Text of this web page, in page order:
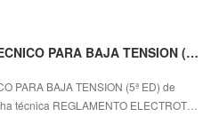
REGLAMENTO ELECTROTECNICO PARA BAJA TENSION (5ª ED) ePub gratis
PARA BAJA TENSION (5ª ED) de
técnica REGLAMENTO ELECTROT…